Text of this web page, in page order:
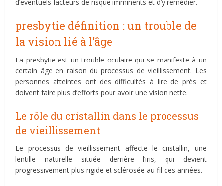
d’éventuels facteurs de risque imminents et d’y remédier.
presbytie définition : un trouble de
la vision lié à l’âge
La presbytie est un trouble oculaire qui se manifeste à un
certain âge en raison du processus de vieillissement. Les
personnes atteintes ont des difficultés à lire de près et
doivent faire plus d’efforts pour avoir une vision nette.
Le rôle du cristallin dans le processus
de vieillissement
Le processus de vieillissement affecte le cristallin, une
lentille naturelle située derrière l’iris, qui devient
progressivement plus rigide et sclérosée au fil des années.